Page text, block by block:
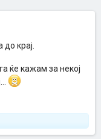
крај.
ќе кажам за некој